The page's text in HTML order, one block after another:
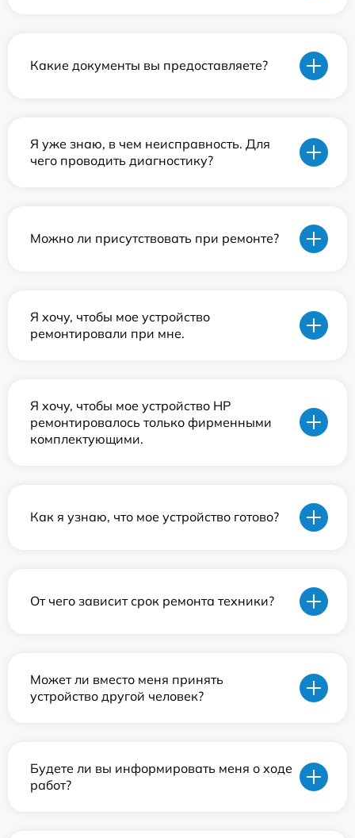
Какие документы вы предоставляете?
Я уже знаю, в чем неисправность. Для
чего проводить диагностику?
Можно ли присутствовать при ремонте?
Я хочу, чтобы мое устройство
ремонтировали при мне.
Я хочу, чтобы мое устройство HP
ремонтировалось только фирменными
комплектующими.
Как я узнаю, что мое устройство готово?
От чего зависит срок ремонта техники?
Может ли вместо меня принять
устройство другой человек?
Будете ли вы информировать меня о ходе
работ?